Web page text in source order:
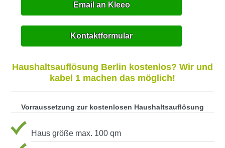
Email an Kleeo
Kontaktformular
Haushaltsauflösung Berlin kostenlos? Wir und
kabel 1 machen das möglich!
Vorraussetzung zur kostenlosen Haushaltsauflösung
Haus größe max. 100 qm